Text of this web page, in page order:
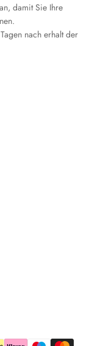
damit Sie Ihre
nach erhalt der